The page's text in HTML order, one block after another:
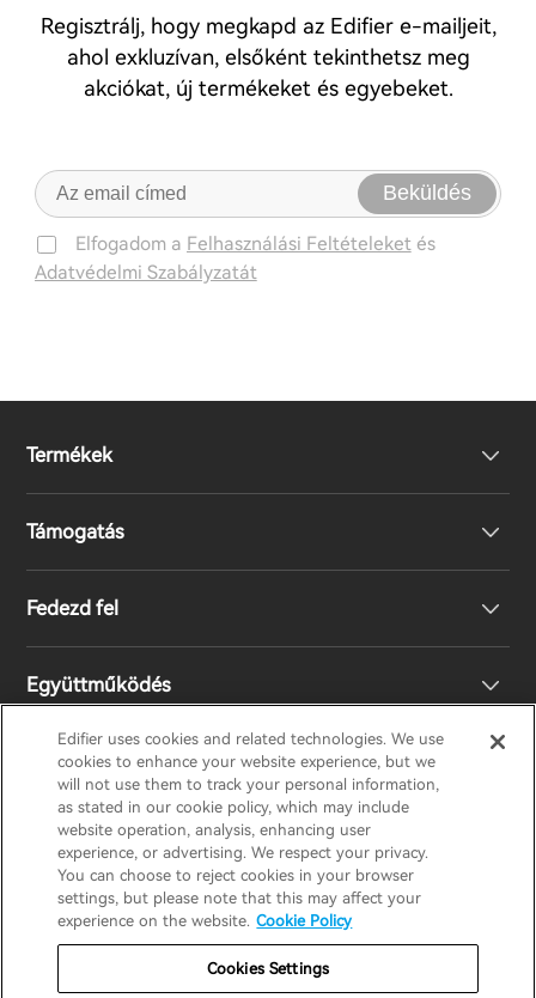
Regisztrálj, hogy megkapd az Edifier e-mailjeit,
ahol exkluzívan, elsőként tekinthetsz meg
akciókat, új termékeket és egyebeket.
Beküldés
Elfogadom a Felhasználási Feltételeketés
Adatvédelmi Szabályzatát
Termékek
Fejhallgató
Támogatás
EU megfelelőségi nyilatkozat
Lépj kapcsolatba velünk
Fedezd fel
A mi történetünk
Nyomd meg
Design Díj
Társadalmi felelősségek
Együttműködés
Legyen Ön is Forgalmazó
Regionális forgalmazók
EDIFIERAIRPULSESTAXHECATE
Adatvédelmi nyilatkozat
Hungary / Hungarian
Edifier uses cookies and related technologies. We use
cookies to enhance your website experience, but we
will not use them to track your personal information,
as stated in our cookie policy, which may include
website operation, analysis, enhancing user
experience, or advertising. We respect your privacy.
You can choose to reject cookies in your browser
settings, but please note that this may affect your
experience on the website. Cookie Policy
Cookies Settings